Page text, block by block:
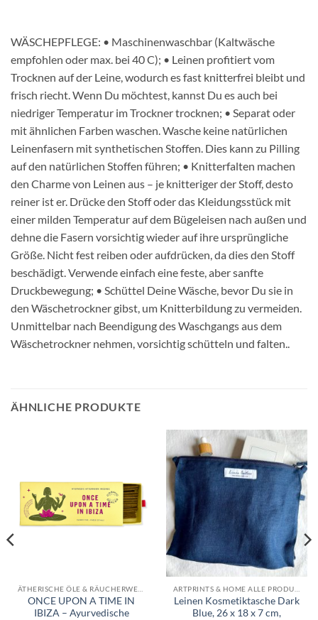
WÄSCHEPFLEGE: • Maschinenwaschbar (Kaltwäsche
empfohlen oder max. bei 40 C); • Leinen profitiert vom
Trocknen auf der Leine, wodurch es fast knitterfrei bleibt und
frisch riecht. Wenn Du möchtest, kannst Du es auch bei
niedriger Temperatur im Trockner trocknen; • Separat oder
mit ähnlichen Farben waschen. Wasche keine natürlichen
Leinenfasern mit synthetischen Stoffen. Dies kann zu Pilling
auf den natürlichen Stoffen führen; • Knitterfalten machen
den Charme von Leinen aus – je knitteriger der Stoff, desto
reiner ist er. Drücke den Stoff oder das Kleidungsstück mit
einer milden Temperatur auf dem Bügeleisen nach außen und
dehne die Fasern vorsichtig wieder auf ihre ursprüngliche
Größe. Nicht fest reiben oder aufdrücken, da dies den Stoff
beschädigt. Verwende einfach eine feste, aber sanfte
Druckbewegung; • Schüttel Deine Wäsche, bevor Du sie in
den Wäschetrockner gibst, um Knitterbildung zu vermeiden.
Unmittelbar nach Beendigung des Waschgangs aus dem
Wäschetrockner nehmen, vorsichtig schütteln und falten..
ÄHNLICHE PRODUKTE
ONCE UPON A TIME IN
IBIZA – Ayurvedische
Leinen Kosmetiktasche Dark
Blue, 26 x 18 x 7 cm,